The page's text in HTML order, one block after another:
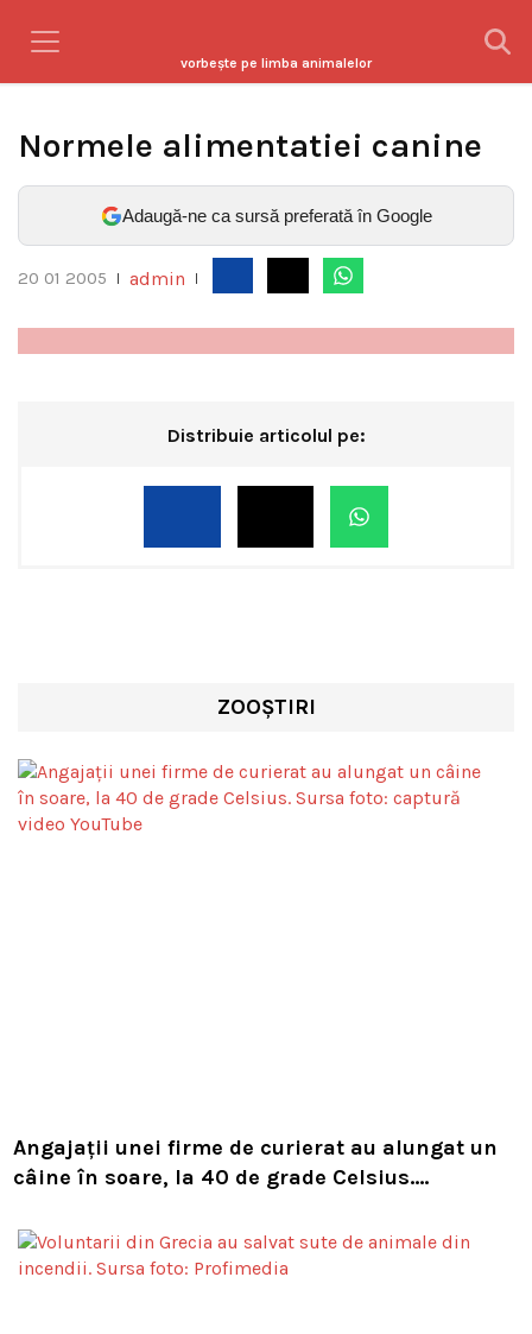
vorbeşte pe limba animalelor
Normele alimentatiei canine
Adaugă-ne ca sursă preferată în Google
20 01 2005 admin
Distribuie articolul pe:
ZOOȘTIRI
Angajații unei firme de curierat au alungat un
câine în soare, la 40 de grade Celsius.